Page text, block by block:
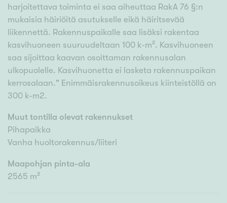
harjoitettava toiminta ei saa aiheuttaa RakA 76 §:n
mukaisia häiriöitä asutukselle eikä häiritsevää
liikennettä. Rakennuspaikalle saa lisäksi rakentaa
kasvihuoneen suuruudeltaan 100 k‑m². Kasvihuoneen
saa sijoittaa kaavan osoittaman rakennusalan
ulkopuolelle. Kasvihuonetta ei lasketa rakennuspaikan
kerrosalaan." Enimmäisrakennusoikeus kiinteistöllä on
300 k-m2.
Muut tontilla olevat rakennukset
Pihapaikka
Vanha huoltorakennus/liiteri
Maapohjan pinta-ala
2565 m²